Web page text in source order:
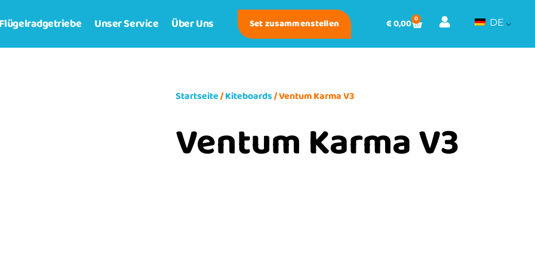
Unser Service Über Uns Set zusammenstellen €0,00 0 DE
Startseite/Kiteboards/ Ventum Karma V3
Ventum Karma V3